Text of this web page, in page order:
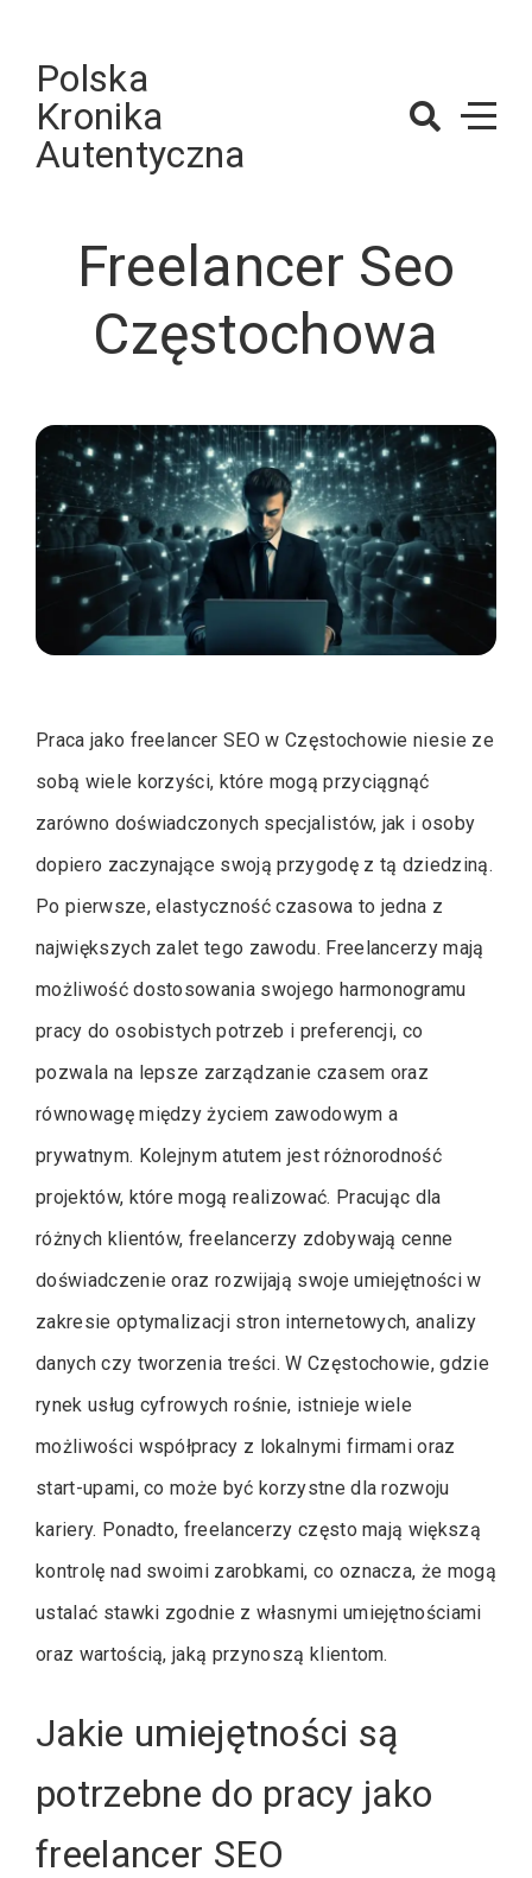
contentPolska
Kronika
Autentyczna
Freelancer Seo
Częstochowa
Praca jako freelancer SEO w Częstochowie niesie ze
sobą wiele korzyści, które mogą przyciągnąć
zarówno doświadczonych specjalistów, jak i osoby
dopiero zaczynające swoją przygodę z tą dziedziną.
Po pierwsze, elastyczność czasowa to jedna z
największych zalet tego zawodu. Freelancerzy mają
możliwość dostosowania swojego harmonogramu
pracy do osobistych potrzeb i preferencji, co
pozwala na lepsze zarządzanie czasem oraz
równowagę między życiem zawodowym a
prywatnym. Kolejnym atutem jest różnorodność
projektów, które mogą realizować. Pracując dla
różnych klientów, freelancerzy zdobywają cenne
doświadczenie oraz rozwijają swoje umiejętności w
zakresie optymalizacji stron internetowych, analizy
danych czy tworzenia treści. W Częstochowie, gdzie
rynek usług cyfrowych rośnie, istnieje wiele
możliwości współpracy z lokalnymi firmami oraz
start-upami, co może być korzystne dla rozwoju
kariery. Ponadto, freelancerzy często mają większą
kontrolę nad swoimi zarobkami, co oznacza, że mogą
ustalać stawki zgodnie z własnymi umiejętnościami
oraz wartością, jaką przynoszą klientom.
Jakie umiejętności są
potrzebne do pracy jako
freelancer SEO